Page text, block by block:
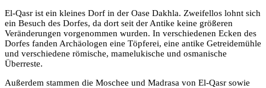
El-Qasr ist ein kleines Dorf in der Oase Dakhla. Zweifellos lohnt sich
ein Besuch des Dorfes, da dort seit der Antike keine größeren
Veränderungen vorgenommen wurden. In verschiedenen Ecken des
Dorfes fanden Archäologen eine Töpferei, eine antike Getreidemühle
und verschiedene römische, mamelukische und osmanische
Überreste.
Außerdem stammen die Moschee und Madrasa von El-Qasr sowie